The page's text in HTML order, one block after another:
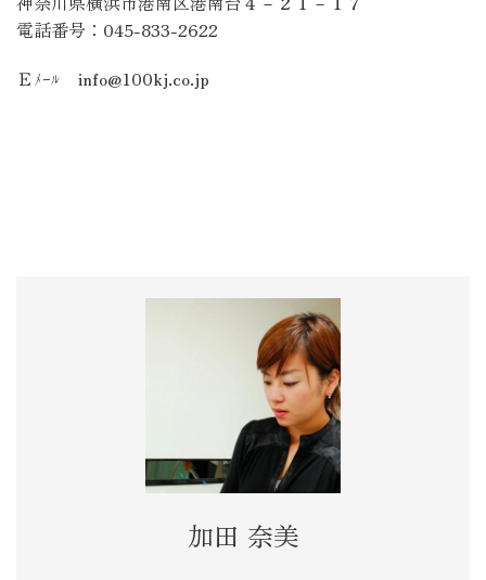
電話番号： 045-833-2622
Ｅﾒｰﾙ info@100kj.co.jp
加田 奈美